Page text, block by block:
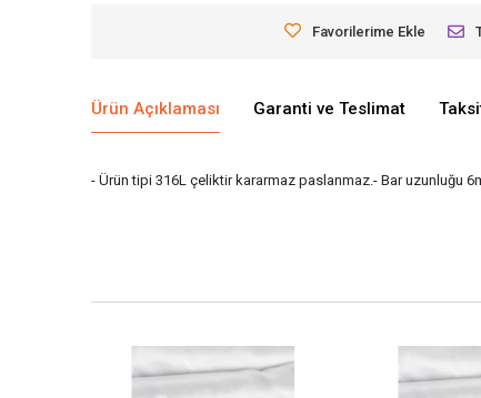
Favorilerime Ekle
Ürün Açıklaması Garanti ve Teslimat
- Ürün tipi 316L çeliktir kararmaz paslanmaz.- Bar uzunluğu